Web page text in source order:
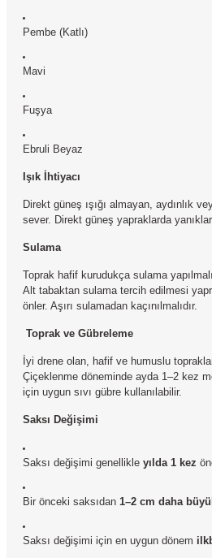
Pembe (Katlı)
Mavi
Fuşya
Ebruli Beyaz
Işık İhtiyacı
Direkt güneş ışığı almayan, aydınlık
sever. Direkt güneş yapraklarda
Sulama
Toprak hafif kurudukça sulama
Alt tabaktan sulama tercih edilmesi
önler. Aşırı sulamadan kaçınılmalıdır.
Toprak ve Gübreleme
İyi drene olan, hafif ve humuslu
Çiçeklenme döneminde ayda 1–2 kez
için uygun sıvı gübre kullanılabilir.
Saksı Değişimi
Saksı değişimi genellikle yılda 1 kez
Bir önceki saksıdan 1–2 cm daha
Saksı değişimi için en uygun dönem